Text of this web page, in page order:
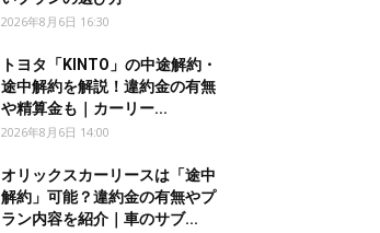
2026年8月6日 16:30
トヨタ「KINTO」の中途解約・
途中解約を解説！違約金の有無
や精算金も｜カーリー...
2026年8月6日 14:00
オリックスカーリースは「途中
解約」可能？違約金の有無やプ
ラン内容を紹介｜車のサブ...